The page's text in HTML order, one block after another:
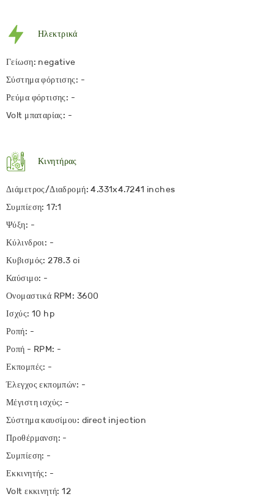
Ηλεκτρικά
Γείωση: negative
Σύστημα φόρτισης: -
Ρεύμα φόρτισης: -
Volt μπαταρίας: -
Κινητήρας
Διάμετρος/Διαδρομή: 4.331x4.7241 inches
Συμπίεση: 17:1
Ψύξη: -
Κύλινδροι: -
Κυβισμός: 278.3 ci
Καύσιμο: -
Ονομαστικά RPM: 3600
Ισχύς: 10 hp
Ροπή: -
Ροπή - RPM: -
Εκπομπές: -
Έλεγχος εκπομπών: -
Μέγιστη ισχύς: -
Σύστημα καυσίμου: direct injection
Προθέρμανση: -
Συμπίεση: -
Εκκινητής: -
Volt εκκινητή: 12